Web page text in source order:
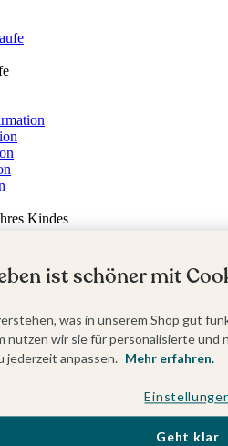
Kindes
ist schöner mit
was in unserem Shop gut
nutzen wir sie für personalisierte
jederzeit anpassen. Mehr erfahren.
Geht klar